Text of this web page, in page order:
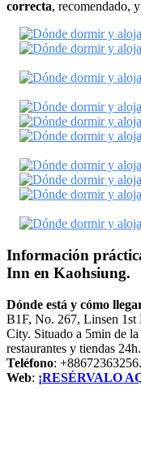
correcta, recomendado,
Información
Inn en Kaohsiung.
Dónde está y cómo
B1F, No. 267, Linsen
City. Situado a 5min de
restaurantes y tiendas 24h.
Teléfono: +88672363256.
Web: ¡RESÉRVALO